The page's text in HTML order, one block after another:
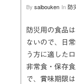
By saibouken In 防
防災用の食品
ないので、日
う方に適した
非常食・保存
で、賞味期限